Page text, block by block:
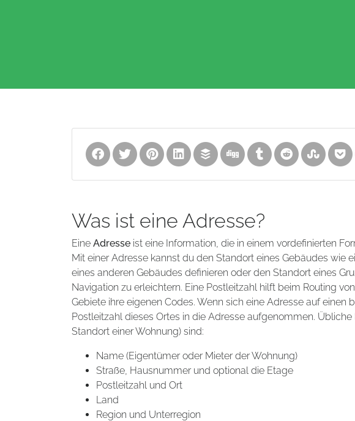
Was ist eine Adresse?
Eine Adresse ist eine Information, die in einem vordefinierten
Mit einer Adresse kannst du den Standort eines Gebäudes wie
eines anderen Gebäudes definieren oder den Standort eines
Navigation zu erleichtern. Eine Postleitzahl hilft beim Routing
Gebiete ihre eigenen Codes. Wenn sich eine Adresse auf einen
Postleitzahl dieses Ortes in die Adresse aufgenommen.
Standort einer Wohnung) sind:
Name (Eigentümer oder Mieter der Wohnung)
Straße, Hausnummer und optional die Etage
Postleitzahl und Ort
Land
Region und Unterregion